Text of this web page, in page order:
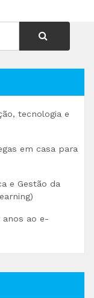
tecnologia e
em casa para
e Gestão da
anos ao e-